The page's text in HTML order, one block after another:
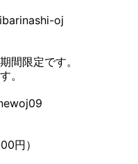
oj
間限定です。
。
円）